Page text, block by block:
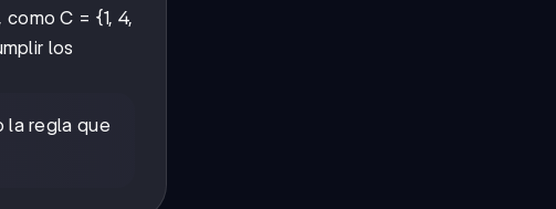
C = {1, 4,
los
la regla que